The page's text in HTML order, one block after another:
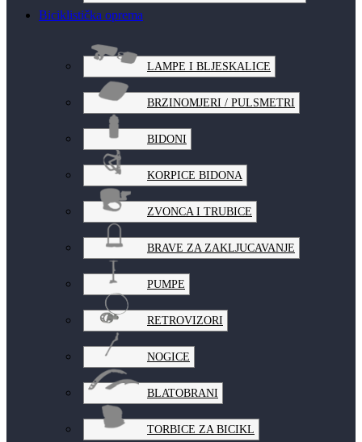
Biciklistička oprema
LAMPE I BLJESKALICE
BRZINOMJERI / PULSMETRI
BIDONI
KORPICE BIDONA
ZVONCA I TRUBICE
BRAVE ZA ZAKLJUCAVANJE
PUMPE
RETROVIZORI
NOGICE
BLATOBRANI
TORBICE ZA BICIKL